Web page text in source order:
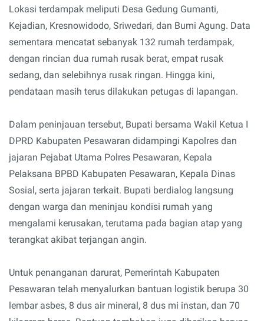
Lokasi terdampak meliputi Desa Gedung Gumanti,
Kejadian, Kresnowidodo, Sriwedari, dan Bumi Agung. Data
sementara mencatat sebanyak 132 rumah terdampak,
dengan rincian dua rumah rusak berat, empat rusak
sedang, dan selebihnya rusak ringan. Hingga kini,
pendataan masih terus dilakukan petugas di lapangan.
Dalam peninjauan tersebut, Bupati bersama Wakil Ketua I
DPRD Kabupaten Pesawaran didampingi Kapolres dan
jajaran Pejabat Utama Polres Pesawaran, Kepala
Pelaksana BPBD Kabupaten Pesawaran, Kepala Dinas
Sosial, serta jajaran terkait. Bupati berdialog langsung
dengan warga dan meninjau kondisi rumah yang
mengalami kerusakan, terutama pada bagian atap yang
terangkat akibat terjangan angin.
Untuk penanganan darurat, Pemerintah Kabupaten
Pesawaran telah menyalurkan bantuan logistik berupa 30
lembar asbes, 8 dus air mineral, 8 dus mi instan, dan 70